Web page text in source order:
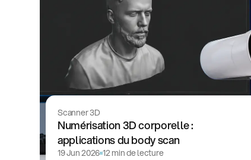
Scanner 3D
Numérisation 3D corporelle :
applications du body scan
19 Jun 2026 12 min de lecture